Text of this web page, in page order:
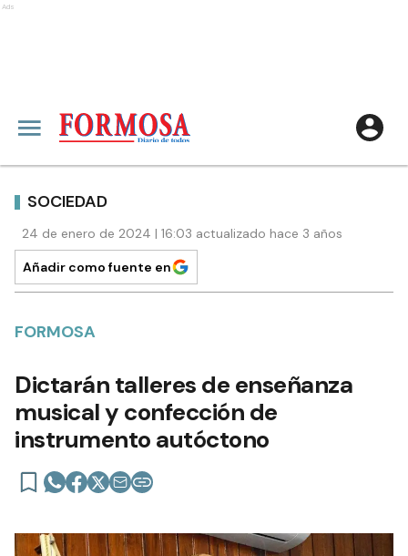
Ads
SOCIEDAD
24 de enero de 2024 | 16:03 actualizado hace 3 años
Añadir como fuente en
FORMOSA
Dictarán talleres de enseñanza
musical y confección de
instrumento autóctono